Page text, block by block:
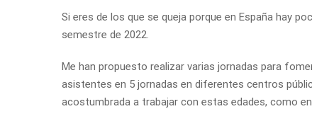
Si eres de los que se queja porque en España hay
semestre de 2022.
Me han propuesto realizar varias jornadas para
asistentes en 5 jornadas en diferentes centros
acostumbrada a trabajar con estas edades, como